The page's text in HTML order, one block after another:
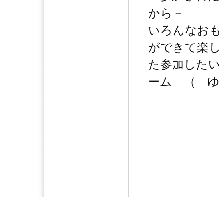
から－
いろんなお
ができて楽
た参加した
ーム （ ゆ